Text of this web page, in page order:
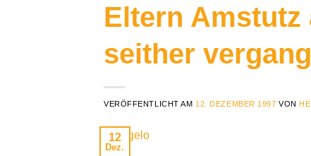
Eltern Amstutz
seither
VERÖFFENTLICHT AM 12. DEZEMBER 1997 VON
12
Dez.